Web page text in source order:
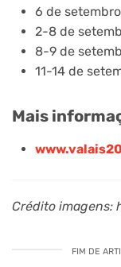
6 de
2-8 de
8-9 de
11-14 de
Mais
Crédito imagens:
FIM DE